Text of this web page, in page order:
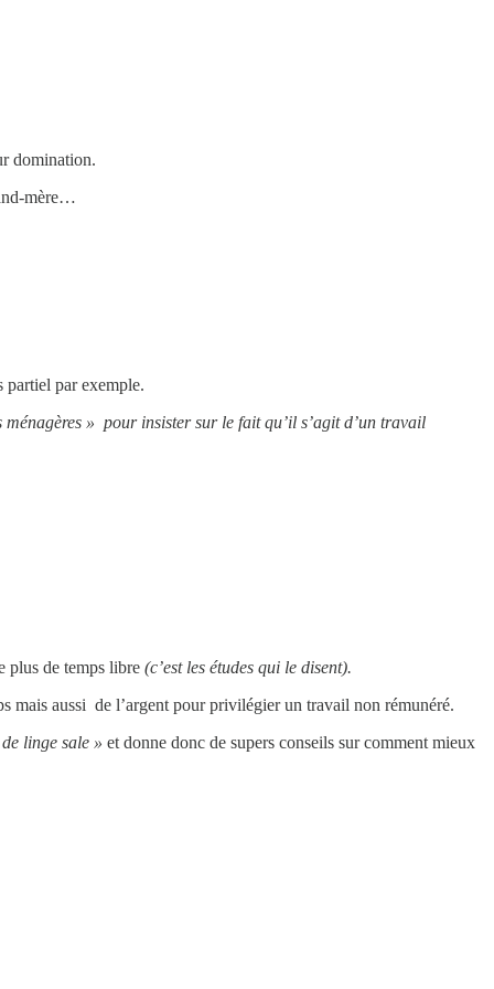
domination.
mère…
partiel par exemple.
» pour insister sur le fait qu’il s’agit d’un travail
plus de temps libre (c’est les études qui le disent).
mais aussi de l’argent pour privilégier un travail non rémunéré.
linge sale » et donne donc de supers conseils sur comment mieux